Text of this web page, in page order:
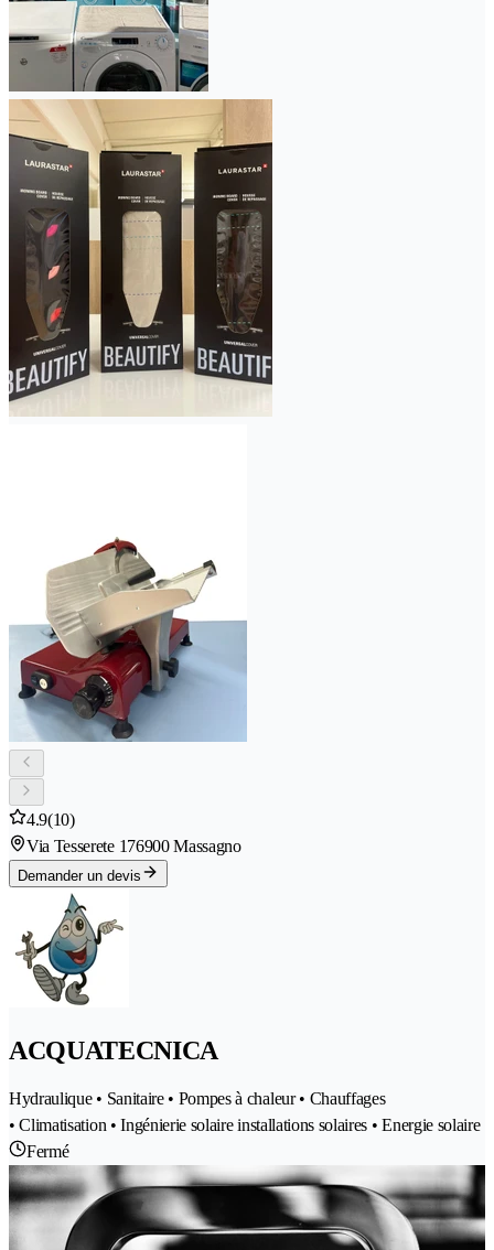
4.9(10)
Via Tesserete 176900 Massagno
Demander un devis
ACQUATECNICA
Hydraulique • Sanitaire • Pompes à chaleur • Chauffages
• Climatisation • Ingénierie solaire installations solaires • Energie solaire
Fermé